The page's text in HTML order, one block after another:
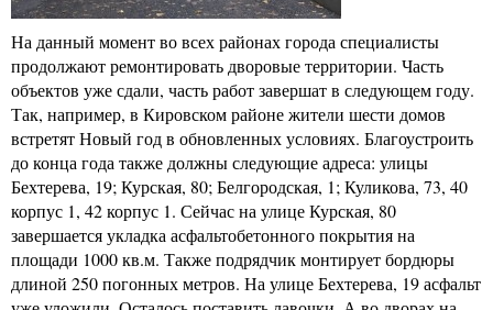
На данный момент во всех районах города специалисты
продолжают ремонтировать дворовые территории. Часть
объектов уже сдали, часть работ завершат в следующем году.
Так, например, в Кировском районе жители шести домов
встретят Новый год в обновленных условиях. Благоустроить
до конца года также должны следующие адреса: улицы
Бехтерева, 19; Курская, 80; Белгородская, 1; Куликова, 73, 40
корпус 1, 42 корпус 1. Сейчас на улице Курская, 80
завершается укладка асфальтобетонного покрытия на
площади 1000 кв.м. Также подрядчик монтирует бордюры
длиной 250 погонных метров. На улице Бехтерева, 19 асфальт